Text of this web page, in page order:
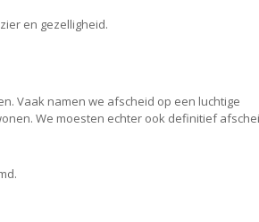
en gezelligheid.
Vaak namen we afscheid op een luchtige
We moesten echter ook definitief